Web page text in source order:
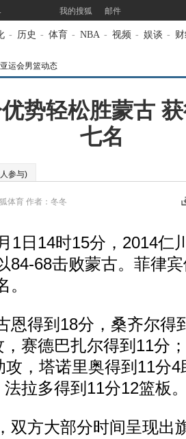
我的搜狐 邮件
- 历史 - 体育 - NBA - 视频 - 娱谈 -
亚运会男篮动态
势轻松胜蒙古
七名
人参与)
体育 作者：冬冬
14时15分，2014仁
84-68击败蒙古。菲律
得到18分，桑齐尔得
赛德巴扎尔得到11分
攻，塔诺里奥得到11分
拉多得到11分12篮板
方大部分时间呈现出